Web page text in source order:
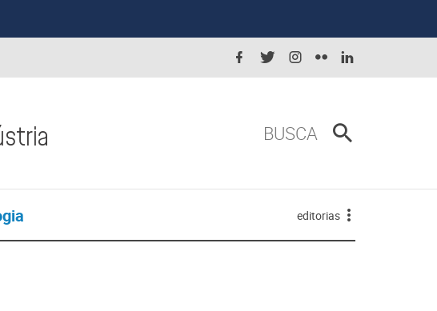
BUSCA
editorias